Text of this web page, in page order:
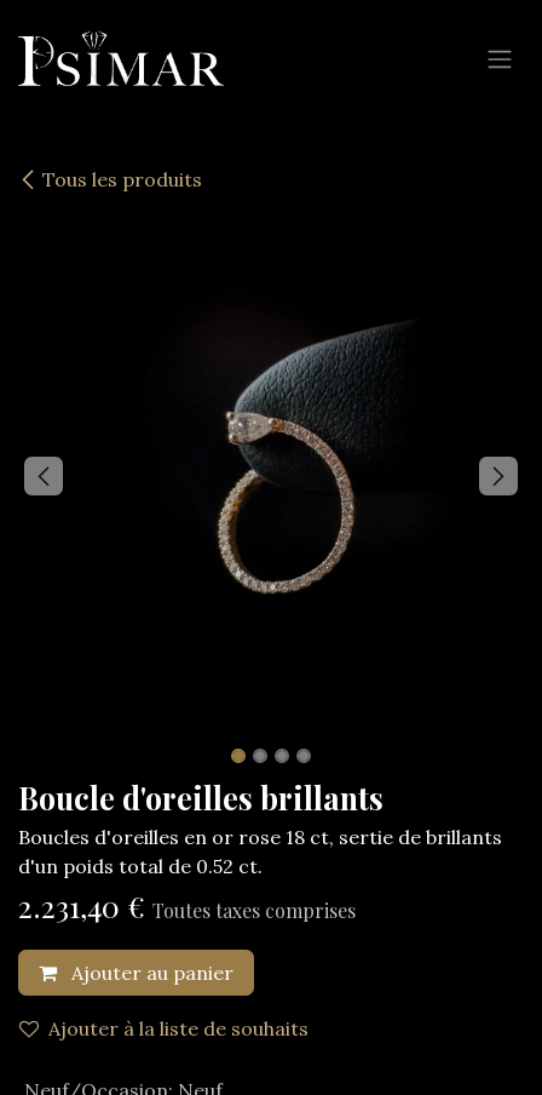
Tous les produits
Boucle d'oreilles brillants
Boucles d'oreilles en or rose 18 ct, sertie de brillants
d'un poids total de 0.52 ct.
2.231,40 € Toutes taxes comprises
Ajouter au panier
Ajouter à la liste de souhaits
Neuf/Occasion: Neuf